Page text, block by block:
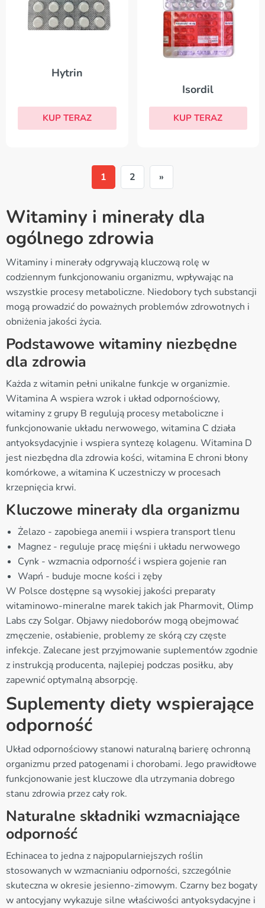
Hytrin
KUP TERAZ
Isordil
KUP TERAZ
1 2 »
Witaminy i minerały dla
ogólnego zdrowia
Witaminy i minerały odgrywają kluczową rolę w
codziennym funkcjonowaniu organizmu, wpływając na
wszystkie procesy metaboliczne. Niedobory tych substancji
mogą prowadzić do poważnych problemów zdrowotnych i
obniżenia jakości życia.
Podstawowe witaminy niezbędne
dla zdrowia
Każda z witamin pełni unikalne funkcje w organizmie.
Witamina A wspiera wzrok i układ odpornościowy,
witaminy z grupy B regulują procesy metaboliczne i
funkcjonowanie układu nerwowego, witamina C działa
antyoksydacyjnie i wspiera syntezę kolagenu. Witamina D
jest niezbędna dla zdrowia kości, witamina E chroni błony
komórkowe, a witamina K uczestniczy w procesach
krzepnięcia krwi.
Kluczowe minerały dla organizmu
Żelazo - zapobiega anemii i wspiera transport tlenu
Magnez - reguluje pracę mięśni i układu nerwowego
Cynk - wzmacnia odporność i wspiera gojenie ran
Wapń - buduje mocne kości i zęby
W Polsce dostępne są wysokiej jakości preparaty
witaminowo-mineralne marek takich jak Pharmovit, Olimp
Labs czy Solgar. Objawy niedoborów mogą obejmować
zmęczenie, osłabienie, problemy ze skórą czy częste
infekcje. Zalecane jest przyjmowanie suplementów zgodnie
z instrukcją producenta, najlepiej podczas posiłku, aby
zapewnić optymalną absorpcję.
Suplementy diety wspierające
odporność
Układ odpornościowy stanowi naturalną barierę ochronną
organizmu przed patogenami i chorobami. Jego prawidłowe
funkcjonowanie jest kluczowe dla utrzymania dobrego
stanu zdrowia przez cały rok.
Naturalne składniki wzmacniające
odporność
Echinacea to jedna z najpopularniejszych roślin
stosowanych w wzmacnianiu odporności, szczególnie
skuteczna w okresie jesienno-zimowym. Czarny bez bogaty
w antocyjany wykazuje silne właściwości antyoksydacyjne i